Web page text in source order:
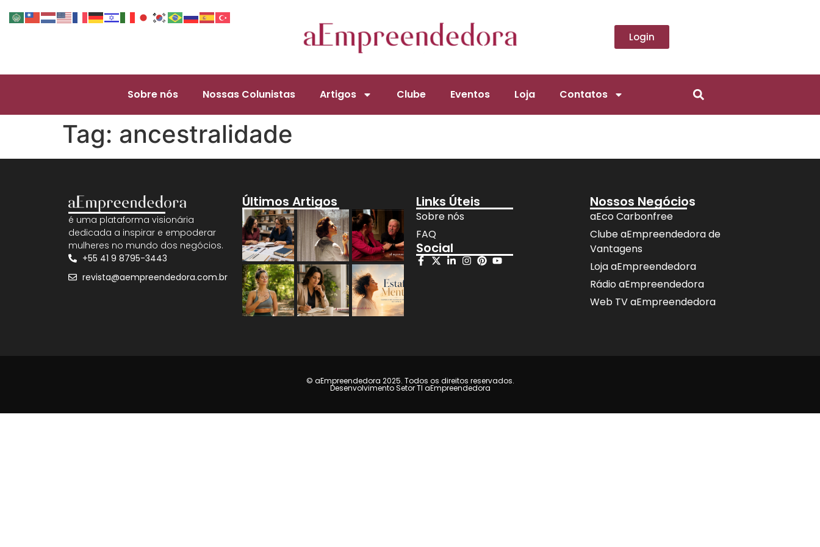
Login
Sobre nós Nossas Colunistas Artigos Clube Eventos Loja Contatos
Tag: ancestralidade
é uma plataforma visionária
dedicada a inspirar e empoderar
mulheres no mundo dos negócios.
+55 41 9 8795-3443
revista@aempreendedora.com.br
Últimos Artigos Links Úteis
Sobre nós
FAQ
Social
Nossos Negócios
aEco Carbonfree
Clube aEmpreendedora de
Vantagens
Loja aEmpreendedora
Rádio aEmpreendedora
Web TV aEmpreendedora
© aEmpreendedora 2025. Todos os direitos reservados.
Desenvolvimento Setor TI aEmpreendedora